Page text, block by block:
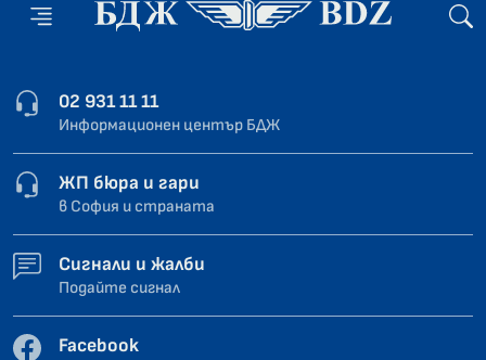
02 931 11 11
Информационен център БДЖ
ЖП бюра и гари
в София и страната
Сигнали и жалби
Подайте сигнал
Facebook